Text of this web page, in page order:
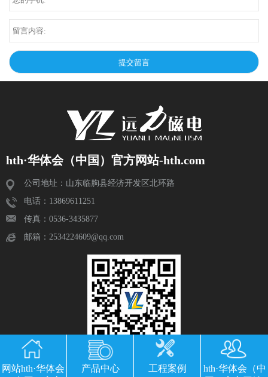
hth·华体会（中国）官方网站-hth.com
公司地址：山东临朐县经济开发区北环路
电话：13869611251
传真：0536-3435877
邮箱：2534224609@qq.com
网站hth·华体会
产品中心 工程案例
hth·华体会（中